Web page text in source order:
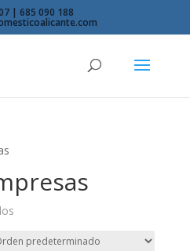
| 685 090 188